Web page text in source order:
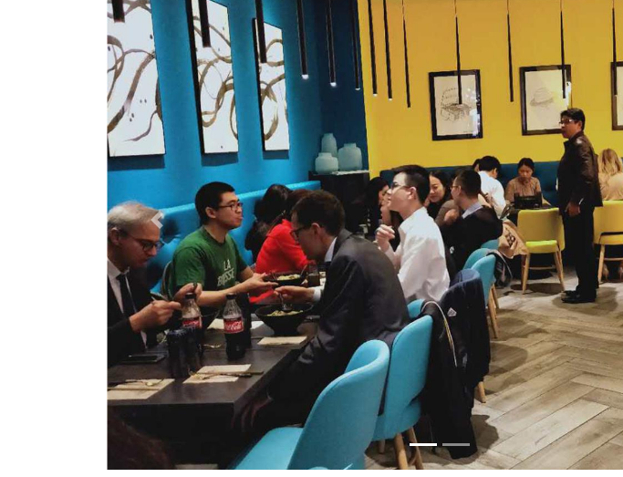
Previous